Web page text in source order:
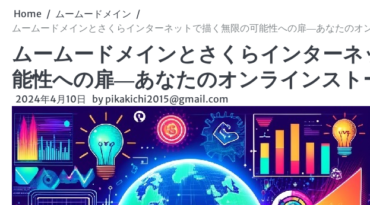
Home
ムームードメイン
ムームードメインとさくらインターネットで描く無限の可能性への扉―あなたのオ
ムームードメインとさくらインター
能性への扉―あなたのオンラインスト
2024年4月10日 by pikakichi2015@gmail.com